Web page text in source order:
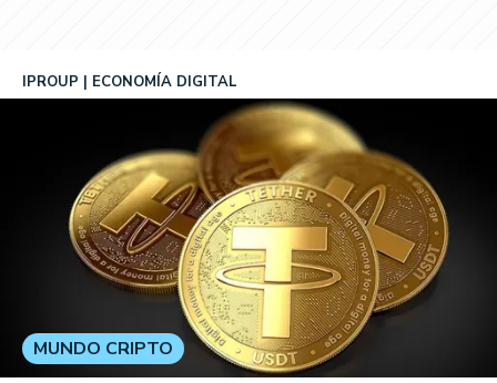
IPROUP ECONOMÍA DIGITAL
MUNDO CRIPTO